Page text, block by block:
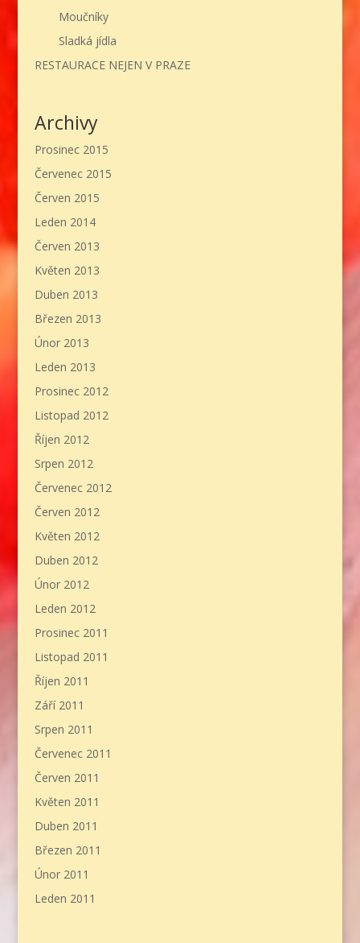
Moučníky
Sladká jídla
RESTAURACE NEJEN V PRAZE
Archivy
Prosinec 2015
Červenec 2015
Červen 2015
Leden 2014
Červen 2013
Květen 2013
Duben 2013
Březen 2013
Únor 2013
Leden 2013
Prosinec 2012
Listopad 2012
Říjen 2012
Srpen 2012
Červenec 2012
Červen 2012
Květen 2012
Duben 2012
Únor 2012
Leden 2012
Prosinec 2011
Listopad 2011
Říjen 2011
Září 2011
Srpen 2011
Červenec 2011
Červen 2011
Květen 2011
Duben 2011
Březen 2011
Únor 2011
Leden 2011